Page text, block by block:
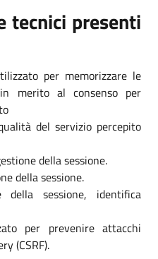
tecnici presenti
per memorizzare le
merito al consenso per
del servizio percepito
della sessione.
della sessione.
sessione, identifica
per prevenire attacchi
(CSRF).